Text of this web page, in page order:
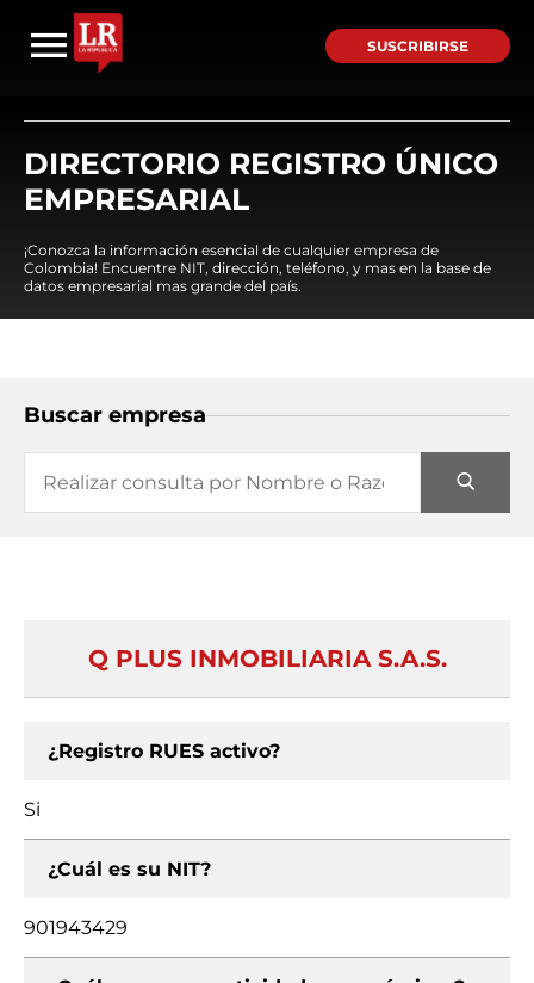
SUSCRIBIRSE
DIRECTORIO REGISTRO ÚNICO
EMPRESARIAL
¡Conozca la información esencial de cualquier empresa de
Colombia! Encuentre NIT, dirección, teléfono, y mas en la base de
datos empresarial mas grande del país.
Buscar empresa
Q PLUS INMOBILIARIA S.A.S.
¿Registro RUES activo?
Si
¿Cuál es su NIT?
901943429